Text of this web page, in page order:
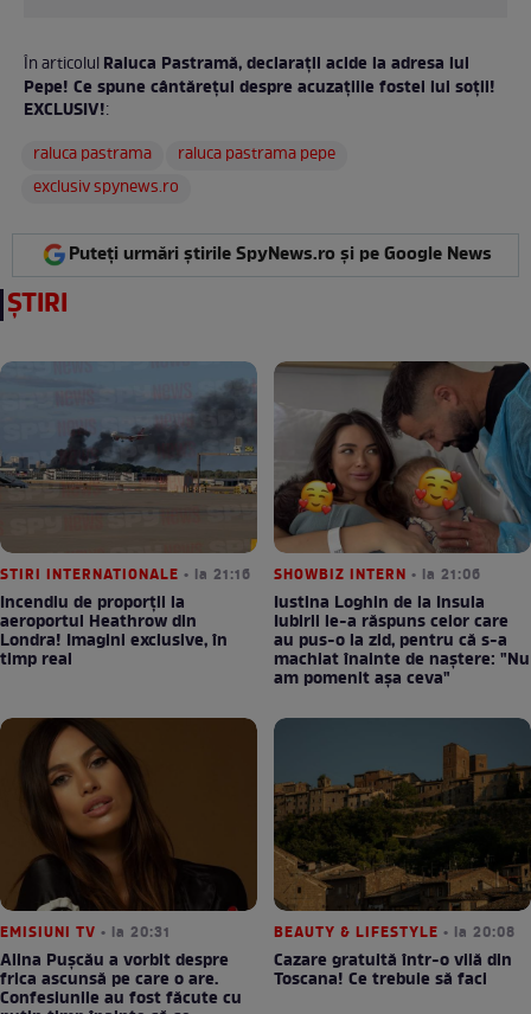
În articolulRaluca Pastramă, declaraţii acide la adresa lui
Pepe! Ce spune cântăreţul despre acuzaţiile fostei lui soţii!
EXCLUSIV!:
raluca pastrama
raluca pastrama pepe
exclusiv spynews.ro
Puteți urmări știrile SpyNews.ro și pe Google News
ȘTIRI
STIRI INTERNATIONALE • la 21:16
Incendiu de proporții la
aeroportul Heathrow din
Londra! Imagini exclusive, în
timp real
SHOWBIZ INTERN • la 21:06
Iustina Loghin de la Insula
Iubirii le-a răspuns celor care
au pus-o la zid, pentru că s-a
machiat înainte de naștere: "Nu
am pomenit așa ceva"
EMISIUNI TV • la 20:31
Alina Pușcău a vorbit despre
frica ascunsă pe care o are.
Confesiunile au fost făcute cu
BEAUTY & LIFESTYLE • la 20:08
Cazare gratuită într-o vilă din
Toscana! Ce trebuie să faci